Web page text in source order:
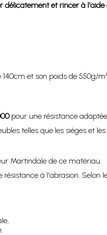
délicatement et rincer à
140cm et son poids de
pour une résistance adaptée
telles que les sièges et
Martindale de ce matériau.
à l'abrasion. Selon